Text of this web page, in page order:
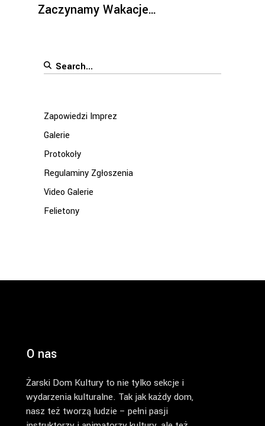
Zaczynamy Wakacje…
Search
Zapowiedzi Imprez
Galerie
Protokoły
Regulaminy Zgłoszenia
Video Galerie
Felietony
O nas
Żarski Dom Kultury to nie tylko sekcje i
wydarzenia kulturalne. Tak jak każdy dom,
nasz też tworzą ludzie – pełni pasji